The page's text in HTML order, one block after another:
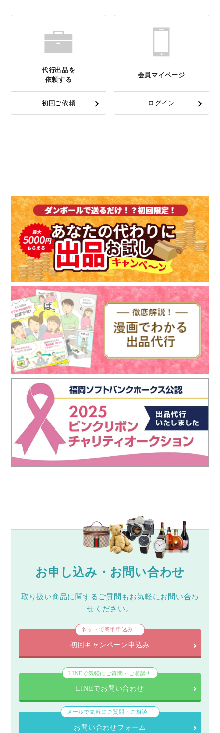
代行出品を
依頼する
初回ご依頼
会員マイページ
ログイン
お申し込み・お問い合わせ
取り扱い商品に関するご質問もお気軽にお問い合わ
せください。
ネットで簡単申込み！
初回キャンペーン申込み
LINEで気軽にご質問・ご相談！
LINEでお問い合わせ
メールで気軽にご質問・ご相談！
お問い合わせフォーム